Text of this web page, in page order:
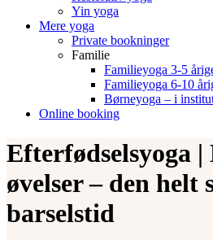
Yin yoga
Mere yoga
Private bookninger
Familie
Familieyoga 3-5
Familieyoga 6-10
Børneyoga – i
Online booking
Efterfødselsyoga |
øvelser – den helt
barselstid